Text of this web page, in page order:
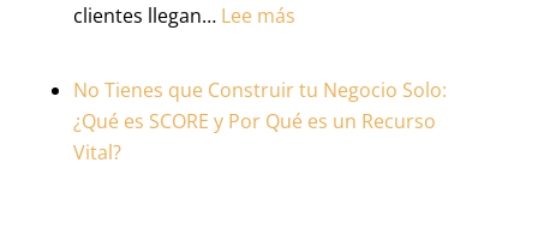
clientes llegan… Lee más:
Activo
Más
No Tienes que Construir tu Negocio Solo:
¿Qué es SCORE y Por Qué es un Recurso
Vital?